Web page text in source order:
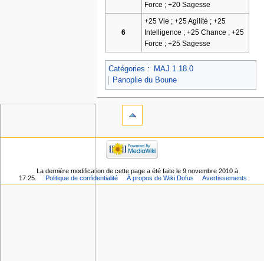
Force ; +20 Sagesse
6
+25 Vie ; +25 Agilité ; +25
Intelligence ; +25 Chance ; +25
Force ; +25 Sagesse
Catégories :
MAJ 1.18.0
Panoplie du Boune
La dernière modification de cette page a été faite le 9 novembre 2010 à
17:25.
Politique de confidentialité À propos de Wiki Dofus Avertissements